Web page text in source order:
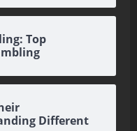
Top
Different